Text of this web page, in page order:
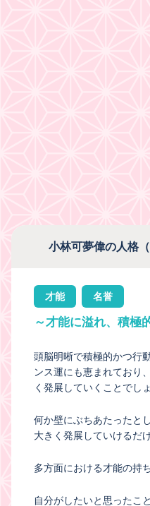
小林可夢偉の人格
才能 名誉
～才能に溢れ、積極
頭脳明晰で積極的かつ行
ンス運にも恵まれており
く発展していくことでしょ
何か壁にぶちあたったと
大きく発展していけるだ
多方面における才能の持
自分がしたいと思ったこ